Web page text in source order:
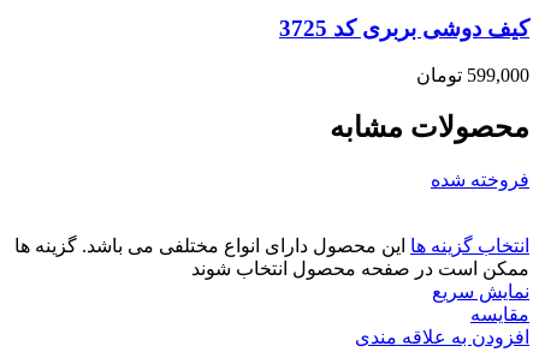
کیف دوشی بربری کد 3725
599,000 تومان
محصولات مشابه
فروخته شده
انتخاب گزینه ها این محصول دارای انواع مختلفی می باشد. گزینه ها
ممکن است در صفحه محصول انتخاب شوند
نمایش سریع
مقايسه
افزودن به علاقه مندی